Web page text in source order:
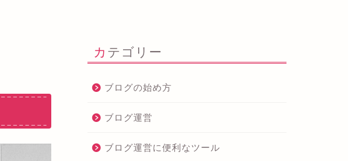
カテゴリー
ブログの始め方
ブログ運営
ブログ運営に便利なツール